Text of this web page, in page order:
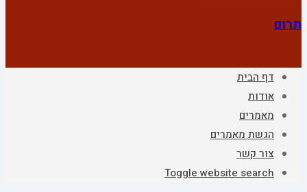
תרום
דף הבית
אודות
מאמרים
הגשת מאמרים
צור קשר
Toggle website search